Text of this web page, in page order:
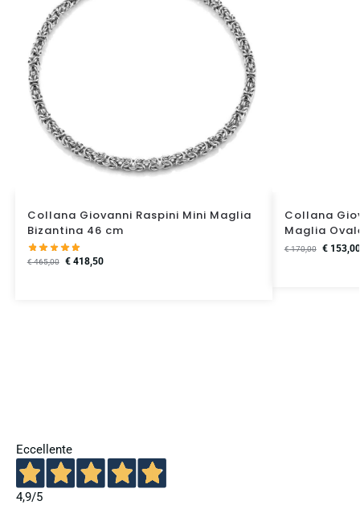
Collana Giovanni Raspini Mini Maglia
Bizantina 46 cm
€465,00 €418,50
Collana
Maglia
€170,00 €153,00
Eccellente
4,9/5